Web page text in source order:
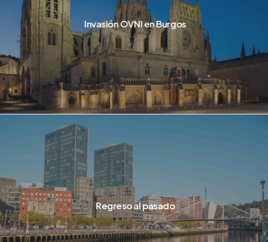
Invasión OVNI en Burgos
Regreso al pasado